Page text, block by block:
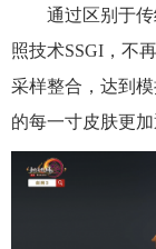
通过区别于传
照技术SSGI，不
采样整合，达到
的每一寸皮肤更加